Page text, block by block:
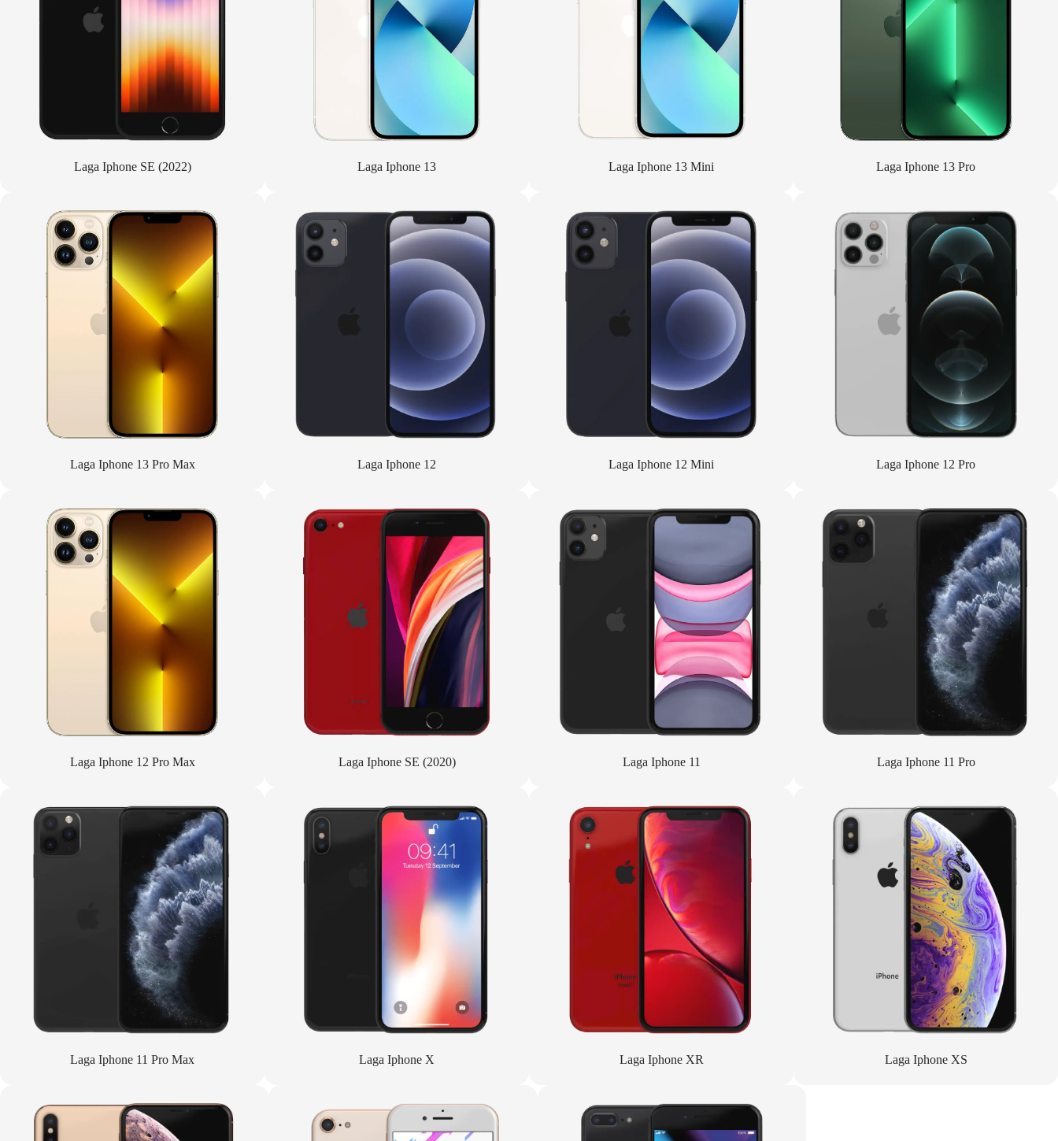
Laga Iphone SE (2022) Laga Iphone 13 Laga Iphone 13 Mini Laga Iphone 13 Pro
Laga Iphone 13 Pro Max Laga Iphone 12 Laga Iphone 12 Mini Laga Iphone 12 Pro
Laga Iphone 12 Pro Max Laga Iphone SE (2020) Laga Iphone 11 Laga Iphone 11 Pro
Laga Iphone 11 Pro Max Laga Iphone X Laga Iphone XR Laga Iphone XS